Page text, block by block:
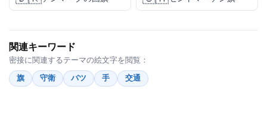
関連キーワード
密接に関連するテーマの絵文字を閲覧：
旗
守衛 バツ 手 交通